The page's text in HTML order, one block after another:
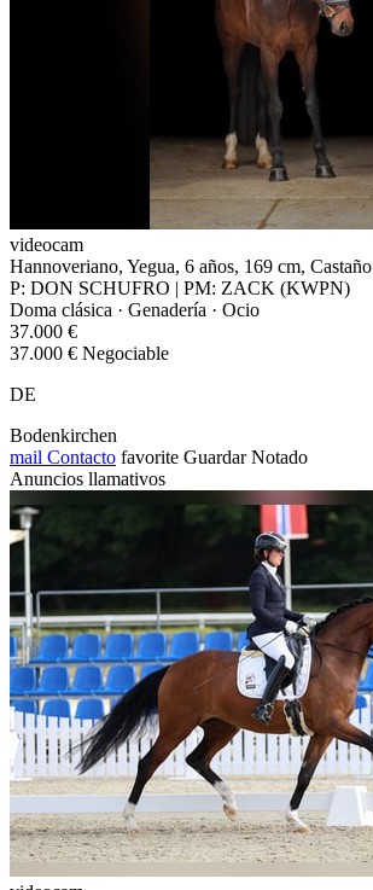
videocam
Hannoveriano, Yegua, 6 años, 169 cm, Castaño
P: DON SCHUFRO | PM: ZACK (KWPN)
Doma clásica · Genadería · Ocio
37.000 €
37.000 € Negociable
DE
Bodenkirchen
mail Contacto favorite Guardar Notado
Anuncios llamativos